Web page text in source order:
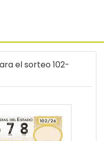
el sorteo 102-